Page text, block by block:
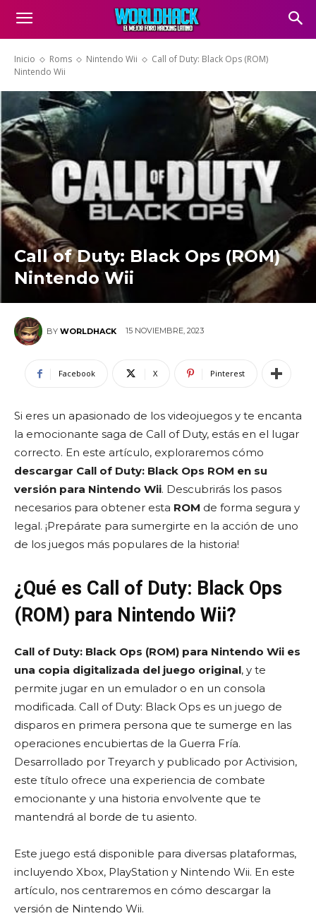
Inicio Roms Nintendo Wii
Call of Duty: Black Ops (ROM)
Nintendo Wii
Call of Duty: Black Ops (ROM)
Nintendo Wii
BY WORLDHACK 15 NOVIEMBRE, 2023
Facebook X Pinterest
Si eres un apasionado de los videojuegos y te encanta
la emocionante saga de Call of Duty, estás en el lugar
correcto. En este artículo, exploraremos cómo
descargar Call of Duty: Black Ops ROM en su
versión para Nintendo Wii. Descubrirás los pasos
necesarios para obtener esta ROM de forma segura y
legal. ¡Prepárate para sumergirte en la acción de uno
de los juegos más populares de la historia!
¿Qué es Call of Duty: Black Ops
(ROM) para Nintendo Wii?
Call of Duty: Black Ops (ROM) para Nintendo Wii es
una copia digitalizada del juego original, y te
permite jugar en un emulador o en un consola
modificada. Call of Duty: Black Ops es un juego de
disparos en primera persona que te sumerge en las
operaciones encubiertas de la Guerra Fría.
Desarrollado por Treyarch y publicado por Activision,
este título ofrece una experiencia de combate
emocionante y una historia envolvente que te
mantendrá al borde de tu asiento.
Este juego está disponible para diversas plataformas,
incluyendo Xbox, PlayStation y Nintendo Wii. En este
artículo, nos centraremos en cómo descargar la
versión de Nintendo Wii.